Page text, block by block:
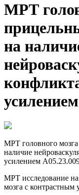
МРТ
на
МРТ головного
наличие
усилением
МРТ исследование
мозга c контрастным